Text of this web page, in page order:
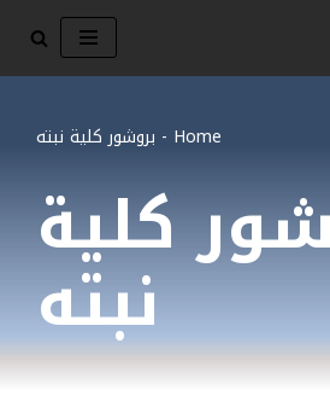
Home
- بروشور كلية نبته
كلية
نبته